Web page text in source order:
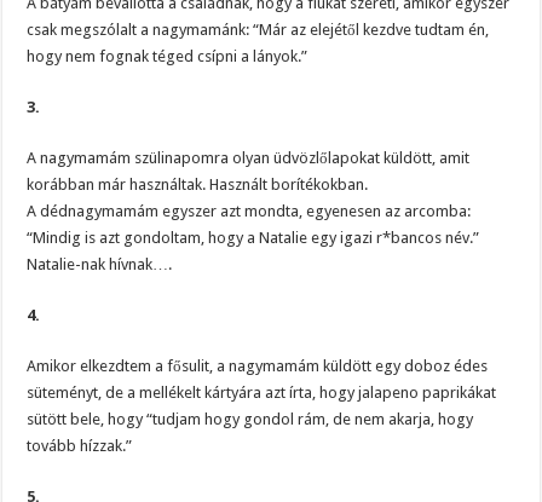
csak megszólalt a nagymamánk: “Már az elejétől kezdve tudtam én,
hogy nem fognak téged csípni a lányok.”
3.
A nagymamám szülinapomra olyan üdvözlőlapokat küldött, amit
korábban már használtak. Használt borítékokban.
A dédnagymamám egyszer azt mondta, egyenesen az arcomba:
“Mindig is azt gondoltam, hogy a Natalie egy igazi r*bancos név.”
Natalie-nak hívnak….
4.
Amikor elkezdtem a fősulit, a nagymamám küldött egy doboz édes
süteményt, de a mellékelt kártyára azt írta, hogy jalapeno paprikákat
sütött bele, hogy “tudjam hogy gondol rám, de nem akarja, hogy
tovább hízzak.”
5.